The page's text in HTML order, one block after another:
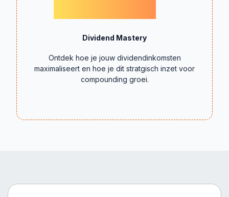
Ontdek hoe je jouw dividendinkomsten
maximaliseert en hoe je dit stratgisch inzet voor
compounding groei.